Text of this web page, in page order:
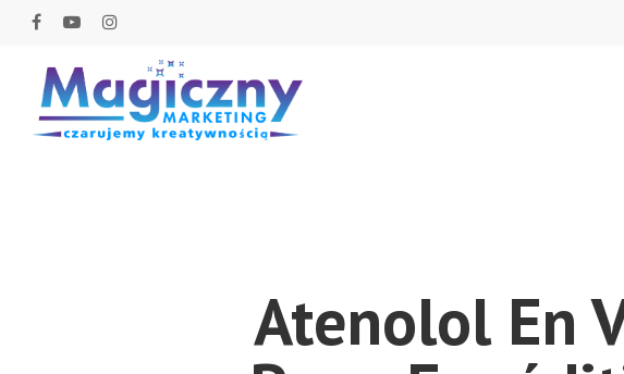
Atenolol En